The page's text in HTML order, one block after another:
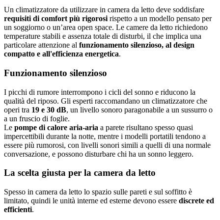
Un climatizzatore da utilizzare in camera da letto deve soddisfare
requisiti di comfort più rigorosi rispetto a un modello pensato per
un soggiorno o un’area open space. Le camere da letto richiedono
temperature stabili e assenza totale di disturbi, il che implica una
particolare attenzione al funzionamento silenzioso, al design
compatto e all'efficienza energetica.
Funzionamento silenzioso
I picchi di rumore interrompono i cicli del sonno e riducono la
qualità del riposo. Gli esperti raccomandano un climatizzatore che
operi tra 19 e 30 dB, un livello sonoro paragonabile a un sussurro o
a un fruscio di foglie.
Le pompe di calore aria-aria a parete risultano spesso quasi
impercettibili durante la notte, mentre i modelli portatili tendono a
essere più rumorosi, con livelli sonori simili a quelli di una normale
conversazione, e possono disturbare chi ha un sonno leggero.
La scelta giusta per la camera da letto
Spesso in camera da letto lo spazio sulle pareti e sul soffitto è
limitato, quindi le unità interne ed esterne devono essere discrete ed
efficienti.